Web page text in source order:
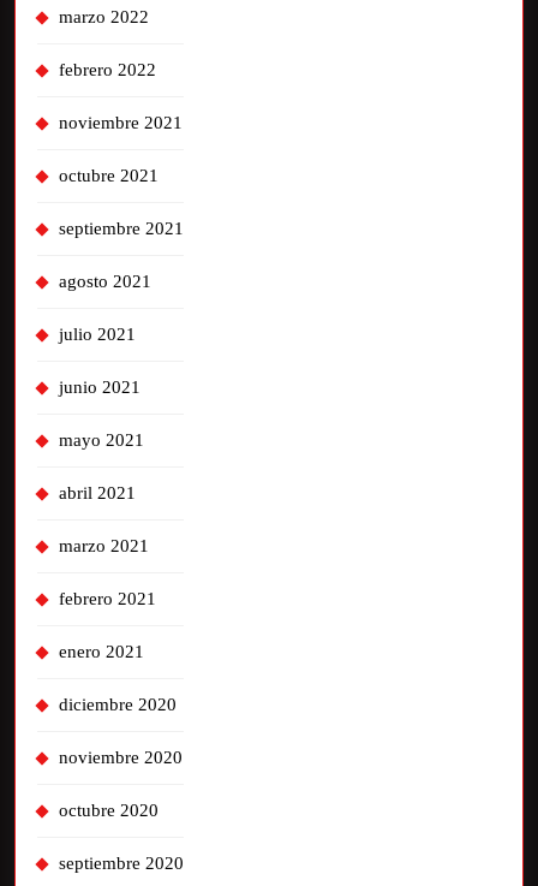
marzo 2022
febrero 2022
noviembre 2021
octubre 2021
septiembre 2021
agosto 2021
julio 2021
junio 2021
mayo 2021
abril 2021
marzo 2021
febrero 2021
enero 2021
diciembre 2020
noviembre 2020
octubre 2020
septiembre 2020